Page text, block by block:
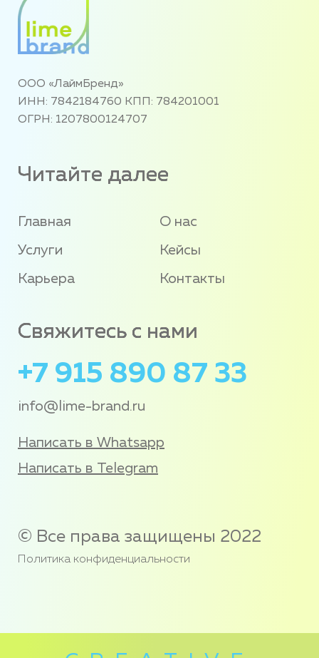
ООО «ЛаймБренд»
ИНН: 7842184760 КПП: 784201001
ОГРН: 1207800124707
Читайте далее
Главная
О нас
Услуги
Кейсы
Карьера
Контакты
Свяжитесь с нами
+7 915 890 87 33
info@lime-brand.ru
Написать в Whatsapp
Написать в Telegram
© Все права защищены 2022
Политика конфиденциальности